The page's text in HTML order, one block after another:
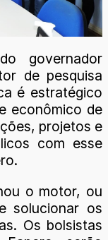
governador
de pesquisa
é estratégico
econômico de
projetos e
com esse
o motor, ou
solucionar os
Os bolsistas